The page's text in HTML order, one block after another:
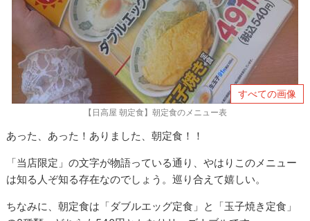
すべての画像
【日高屋 朝定食】朝定食のメニュー表
あった、あった！ありました、朝定食！！
「当店限定」の文字が物語っている通り、やはりこのメニュー
は知る人ぞ知る存在なのでしょう。巡り合えて嬉しい。
ちなみに、朝定食は「ダブルエッグ定食」と「玉子焼き定食」